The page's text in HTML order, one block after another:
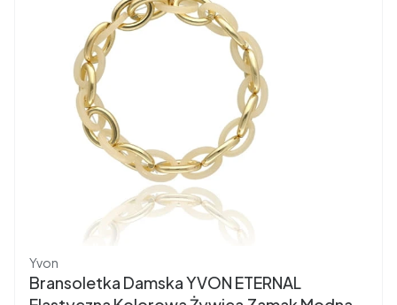
Producent
Yvon
Bransoletka Damska YVON ETERNAL